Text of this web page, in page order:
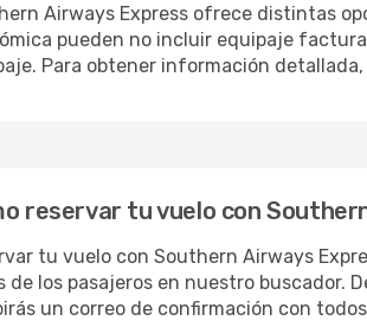
Airways Express ofrece distintas
pueden no incluir equipaje
Para obtener información
reservar tu vuelo con
tu vuelo con Southern Airways
de los pasajeros en nuestro buscador.
un correo de confirmación con